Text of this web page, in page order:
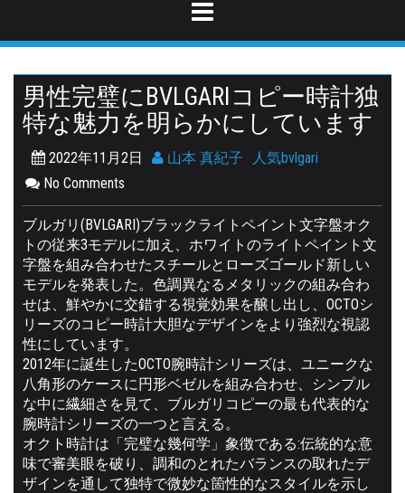
男性完璧にBVLGARIコピー時計独
特な魅力を明らかにしています
2022年11月2日 山本 真紀子
人気bvlgari
No Comments
ブルガリ(BVLGARI)ブラックライトペイント文字盤オク
トの従来3モデルに加え、ホワイトのライトペイント文
字盤を組み合わせたスチールとローズゴールド新しい
モデルを発表した。色調異なるメタリックの組み合わ
せは、鮮やかに交錯する視覚効果を醸し出し、OCTOシ
リーズのコピー時計大胆なデザインをより強烈な視認
性にしています。
2012年に誕生したOCTO腕時計シリーズは、ユニークな
八角形のケースに円形ベゼルを組み合わせ、シンプル
な中に繊細さを見て、ブルガリコピーの最も代表的な
腕時計シリーズの一つと言える。
オクト時計は「完璧な幾何学」象徴である:伝統的な意
味で審美眼を破り、調和のとれたバランスの取れたデ
ザインを通して独特で微妙な箇性的なスタイルを示し